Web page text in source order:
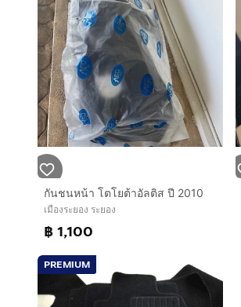
กันชนหน้า โตโยต้าอัลติส ปี 2010
เมืองระยอง ระยอง
฿ 1,100
PREMIUM